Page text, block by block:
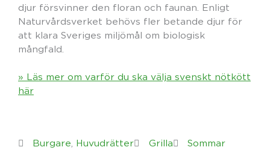
djur försvinner den floran och faunan. Enligt
Naturvårdsverket behövs fler betande djur för
att klara Sveriges miljömål om biologisk
mångfald.
» Läs mer om varför du ska välja svenskt nötkött
här
Burgare Huvudrätter Grilla Sommar